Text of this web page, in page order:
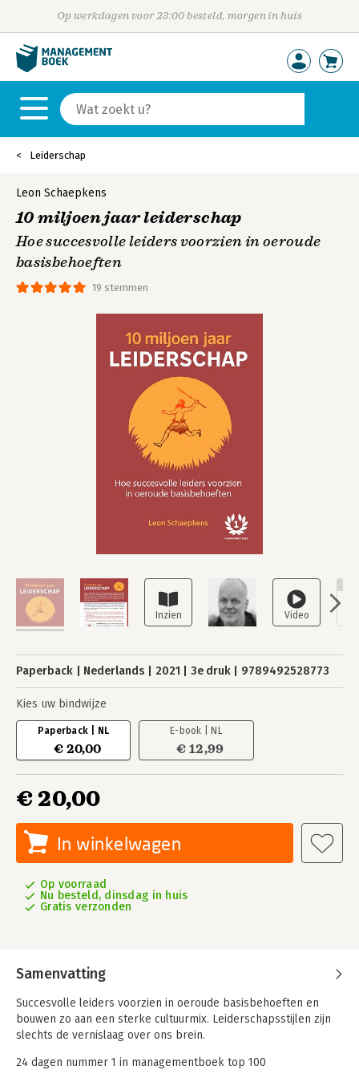
Op werkdagen voor 23:00 besteld, morgen in huis
Leiderschap
19 stemmen
Leon Schaepkens
10 miljoen jaar leiderschap
Hoe succesvolle leiders voorzien in oeroude
basisbehoeften
Paperback Nederlands 2021 3e druk 9789492528773
Kies uw bindwijze
Paperback | NL
€ 20,00
E-book | NL
€ 12,99
€ 20,00
In winkelwagen
Op voorraad
Nu besteld, dinsdag in huis
Gratis verzonden
Samenvatting
Succesvolle leiders voorzien in oeroude basisbehoeften en
bouwen zo aan een sterke cultuurmix. Leiderschapsstijlen zijn
slechts de vernislaag over ons brein.
24 dagen nummer 1 in managementboek top 100